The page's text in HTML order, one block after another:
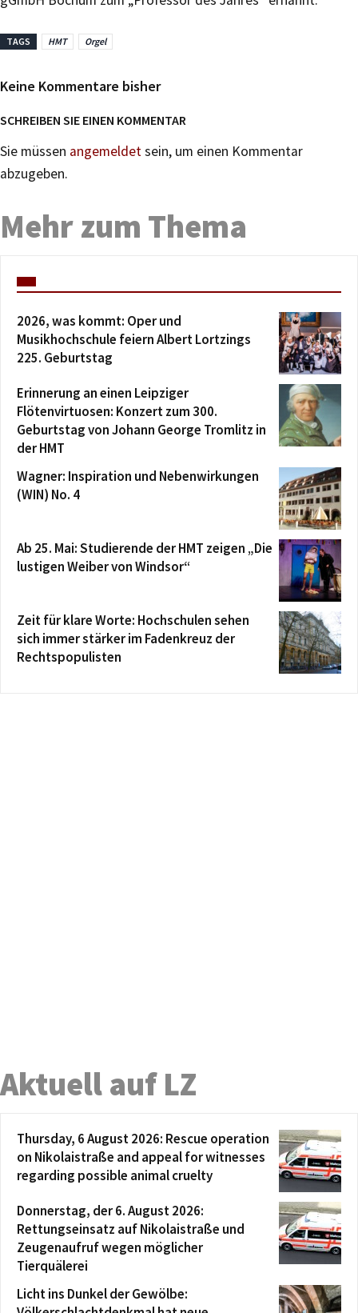
TAGS HMT Orgel
Keine Kommentare bisher
SCHREIBEN SIE EINEN KOMMENTAR
Sie müssen angemeldetsein, um einen Kommentar
abzugeben.
Mehr zum Thema
2026, was kommt: Oper und
Musikhochschule feiern Albert Lortzings
225. Geburtstag
Erinnerung an einen Leipziger
Flötenvirtuosen: Konzert zum 300.
Geburtstag von Johann George Tromlitz in
der HMT
Wagner: Inspiration und Nebenwirkungen
(WIN) No. 4
Ab 25. Mai: Studierende der HMT zeigen „Die
lustigen Weiber von Windsor“
Zeit für klare Worte: Hochschulen sehen
sich immer stärker im Fadenkreuz der
Rechtspopulisten
Aktuell auf LZ
Thursday, 6 August 2026: Rescue operation
on Nikolaistraße and appeal for witnesses
regarding possible animal cruelty
Donnerstag, der 6. August 2026:
Rettungseinsatz auf Nikolaistraße und
Zeugenaufruf wegen möglicher
Tierquälerei
Licht ins Dunkel der Gewölbe: